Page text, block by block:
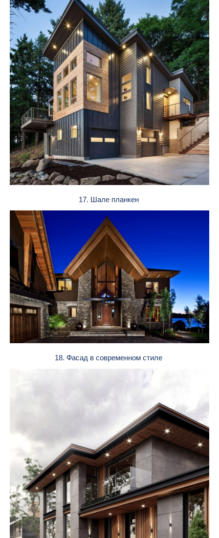
17. Шале планкен
18. Фасад в современном стиле